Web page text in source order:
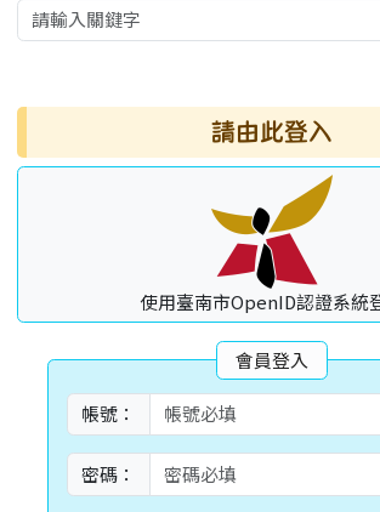
請由此登入
使用臺南市OpenID認證系統
會員登入
帳號：
密碼：